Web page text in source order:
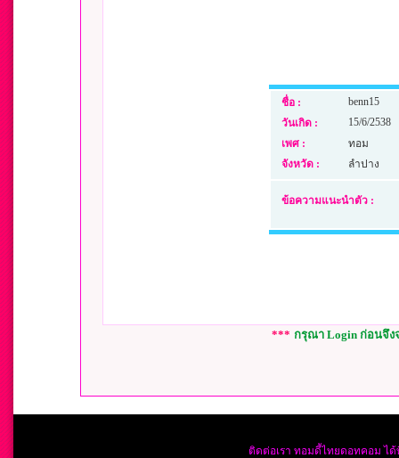
ชื่อ :
benn15
วันเกิด :
15/6/2538
เพศ :
ทอม
จังหวัด :
ลำปาง
ข้อความแนะนำตัว :
*** กรุณา Login ก่อนจึง